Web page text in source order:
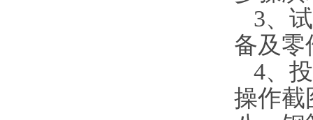
3、
备及零
4、
操作截